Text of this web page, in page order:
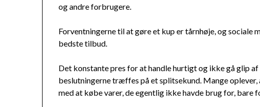
og andre forbrugere.
Forventningerne til at gøre et kup er tårnhøje, og sociale
bedste tilbud.
Det konstante pres for at handle hurtigt og ikke gå glip
beslutningerne træffes på et splitsekund. Mange
med at købe varer, de egentlig ikke havde brug for, bare